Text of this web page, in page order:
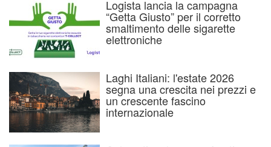
Logista lancia la campagna
“Getta Giusto” per il corretto
smaltimento delle sigarette
elettroniche
Laghi Italiani: l'estate 2026
segna una crescita nei prezzi e
un crescente fascino
internazionale